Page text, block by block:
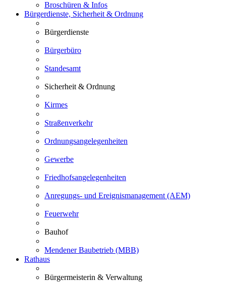
Broschüren & Infos
Bürgerdienste, Sicherheit & Ordnung
Bürgerdienste
Bürgerbüro
Standesamt
Sicherheit & Ordnung
Kirmes
Straßenverkehr
Ordnungsangelegenheiten
Gewerbe
Friedhofsangelegenheiten
Anregungs- und Ereignismanagement (AEM)
Feuerwehr
Bauhof
Mendener Baubetrieb (MBB)
Rathaus
Bürgermeisterin & Verwaltung